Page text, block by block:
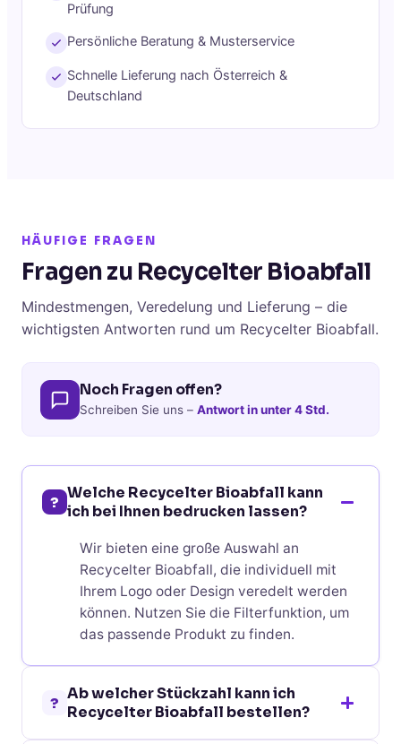
Prüfung
Persönliche Beratung & Musterservice
Schnelle Lieferung nach Österreich &
Deutschland
HÄUFIGE FRAGEN
Fragen zu Recycelter Bioabfall
Mindestmengen, Veredelung und Lieferung – die
wichtigsten Antworten rund um Recycelter Bioabfall.
Noch Fragen offen?
Schreiben Sie uns – Antwort in unter 4 Std.
? Welche Recycelter Bioabfall kann
ich bei Ihnen bedrucken lassen?
Wir bieten eine große Auswahl an
Recycelter Bioabfall, die individuell mit
Ihrem Logo oder Design veredelt werden
können. Nutzen Sie die Filterfunktion, um
das passende Produkt zu finden.
? Ab welcher Stückzahl kann ich
Recycelter Bioabfall bestellen?